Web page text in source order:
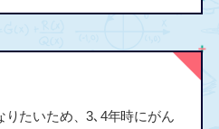
たいため、3､4年時にがん